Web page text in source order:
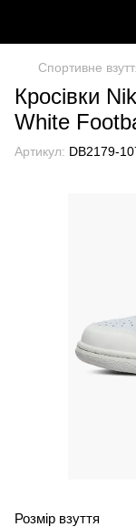
Спортивне
Кросівки
White
Артикул: DB2179-
Розмір взуття